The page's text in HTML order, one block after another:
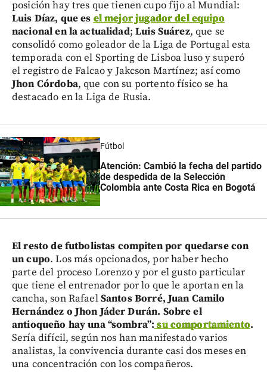
posición hay tres que tienen cupo fijo al Mundial:
Luis Díaz, que es el mejor jugador del equipo
nacional en la actualidad;Luis Suárez, que se
consolidó como goleador de la Liga de Portugal esta
temporada con el Sporting de Lisboa luso y superó
el registro de Falcao y Jakcson Martínez; así como
Jhon Córdoba, que con su portento físico se ha
destacado en la Liga de Rusia.
Fútbol
Atención: Cambió la fecha del partido
de despedida de la Selección
Colombia ante Costa Rica en Bogotá
El resto de futbolistas compiten por quedarse con
un cupo. Los más opcionados, por haber hecho
parte del proceso Lorenzo y por el gusto particular
que tiene el entrenador por lo que le aportan en la
cancha, son RafaelSantos Borré, Juan Camilo
Hernández o Jhon Jáder Durán. Sobre el
antioqueño hay una “sombra”: su comportamiento.
Sería difícil, según nos han manifestado varios
analistas, la convivencia durante casi dos meses en
una concentración con los compañeros.